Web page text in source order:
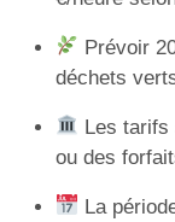
Prévoir
déchets
Les tarifs
ou des
La